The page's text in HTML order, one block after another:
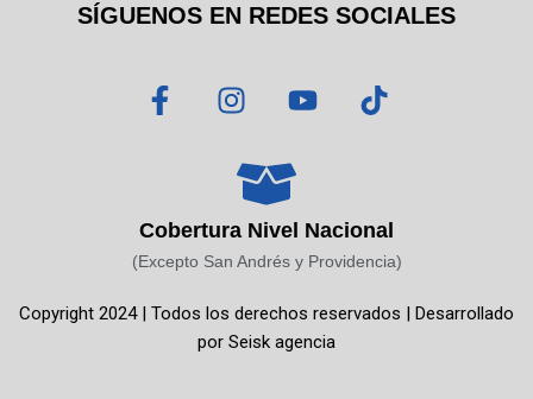
SÍGUENOS EN REDES SOCIALES
F
a
o
o
-
I
n
t
a
g
r
m
Y
o
b
e
T
i
k
Cobertura Nivel Nacional
(Excepto San Andrés y Providencia)
Copyright 2024 | Todos los derechos reservados | Desarrollado
por Seisk agencia